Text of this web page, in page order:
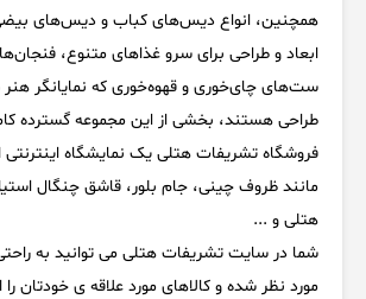
همچنین، انواع دیس‌های کباب و دیس‌های
ابعاد و طراحی برای سرو غذاهای متنوع،
ست‌های چای‌خوری و قهوه‌خوری که نمایانگر
طراحی هستند، بخشی از این مجموعه گسترده
فروشگاه تشریفات هتلی یک نمایشگاه اینترنتی
مانند ظروف چینی، جام بلور، قاشق چنگال
هتلی و ...
شما در سایت تشریفات هتلی می توانید به
مورد نظر شده و کالاهای مورد علاقه ی خودتان